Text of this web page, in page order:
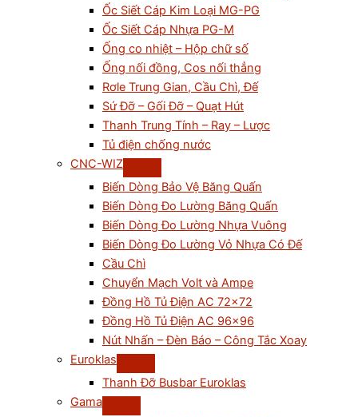
Ốc Siết Cáp Kim Loại MG-PG
Ốc Siết Cáp Nhựa PG-M
Ống co nhiệt – Hộp chữ số
Ống nối đồng, Cos nối thẳng
Rơle Trung Gian, Cầu Chì, Đế
Sứ Đỡ – Gối Đỡ – Quạt Hút
Thanh Trung Tính – Ray – Lược
Tủ điện chống nước
CNC-WIZ
Biến Dòng Bảo Vệ Băng Quấn
Biến Dòng Đo Lường Băng Quấn
Biến Dòng Đo Lường Nhựa Vuông
Biến Dòng Đo Lường Vỏ Nhựa Có Đế
Cầu Chì
Chuyển Mạch Volt và Ampe
Đồng Hồ Tủ Điện AC 72×72
Đồng Hồ Tủ Điện AC 96×96
Nút Nhấn – Đèn Báo – Công Tắc Xoay
Euroklas
Thanh Đỡ Busbar Euroklas
Gama